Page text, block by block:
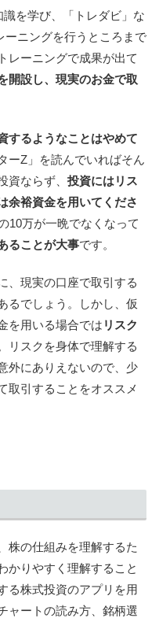
を学び、「トレダビ」な
ーニングを行うところまで
レーニングで成果が出て
開設し、現実のお金で取
するようなことはやめて
ーZ」を読んでいればそん
資ならず、 投資にはリス
余裕資金を用いてくださ
10万が一晩でなくなって
ることが大事です。
、現実の口座で取引する
るでしょう。しかし、仮
を用いる場合では リスク
リスクを身体で理解する
外にありえないので、少
取引することをオススメ
株の仕組みを理解するた
かりやすく理解すること
る株式投資のアプリを用
ャートの読み方、銘柄選